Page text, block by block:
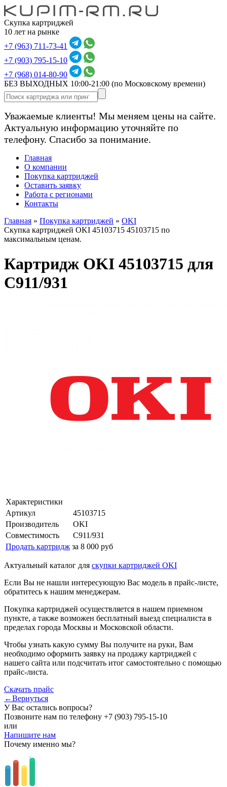
Скупка картриджей
10 лет на рынке
+7 (963) 711-73-41
+7 (903) 795-15-10
+7 (968) 014-80-90
БЕЗ ВЫХОДНЫХ 10:00-21:00 (по Московскому времени)
Уважаемые клиенты! Мы меняем цены на сайте.
Актуальную информацию уточняйте по
телефону. Спасибо за понимание.
Главная
О компании
Покупка картриджей
Оставить заявку
Работа с регионами
Контакты
Главная » Покупка картриджей » OKI
Скупка картриджей OKI 45103715 45103715 по
максимальным ценам.
Картридж OKI 45103715 для
C911/931
Характеристики
Артикул
45103715
Производитель
OKI
Совместимость
C911/931
Продать картридж за 8 000 руб
Актуальный каталог для скупки картриджей OKI
Если Вы не нашли интересующую Вас модель в прайс-листе,
обратитесь к нашим менеджерам.
Покупка картриджей осуществляется в нашем приемном
пункте, а также возможен бесплатный выезд специалиста в
пределах города Москвы и Московской области.
Чтобы узнать какую сумму Вы получите на руки, Вам
необходимо оформить заявку на продажу картриджей с
нашего сайта или подсчитать итог самостоятельно с помощью
прайс-листа.
Скачать прайс
←Вернуться
У Вас остались вопросы?
Позвоните нам по телефону +7 (903) 795-15-10
или
Напишите нам
Почему именно мы?